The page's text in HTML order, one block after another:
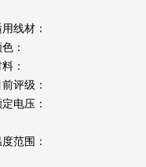
线材：
：
：
评级：
电压：
范围：